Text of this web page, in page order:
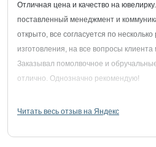
Отличная цена и качество на
поставленный менеджмент и
открыто, все согласуется по
изготовления, на все вопросы
Заказывал помолвочное и
отлично. Однозначно рекомендую!
Читать весь отзыв на Яндекс